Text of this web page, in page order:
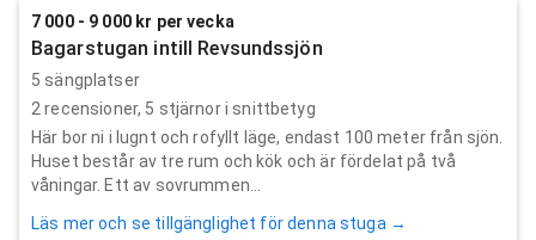
7 000 - 9 000 kr per vecka
Bagarstugan intill Revsundssjön
5 sängplatser
2 recensioner, 5 stjärnor i snittbetyg
Här bor ni i lugnt och rofyllt läge, endast 100 meter från sjön.
Huset består av tre rum och kök och är fördelat på två
våningar. Ett av sovrummen...
Läs mer och se tillgänglighet för denna stuga →